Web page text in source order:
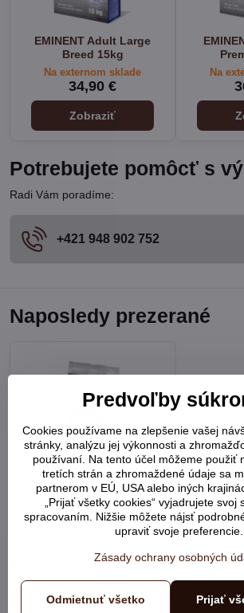
EMINENT Adult Large
Breed 15kg
Na externom sklade
34,90 €
Zobraziť
Na
Potrebujete pomôcť s
Radi Vám poradíme:
+421 948 902 752
Naposledy prezerané
EMINENT Sensitive High
Premium 3kg
Ako boli s našimi službami spokojní
Naše služby - Vaše
Predvoľby
Cookies používame na zlepšenie vašej
stránky, analýzu jej výkonnosti a
používaní. Na tento účel môžeme použiť
tretích strán a zhromaždené údaje sa
partnerom v EÚ, USA alebo iných
„Prijať všetky cookies“ vyjadrujete svoj
spracovaním. Nižšie môžete nájsť
upraviť svoje preferencie.
Zásady ochrany osobných
Prijať
Odmietnuť všetko